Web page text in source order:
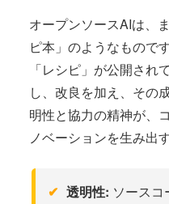
オープンソースAIは、
ピ本」のようなもので
「レシピ」が公開され
し、改良を加え、その
明性と協力の精神が、
ノベーションを生み出
透明性: ソース